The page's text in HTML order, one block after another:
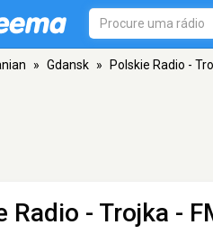
» Gdansk » Polskie Radio -
Radio - Trojka -